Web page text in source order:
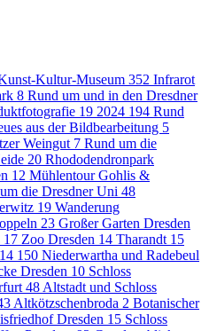
Kultur-Museum 352 Infrarot
8 Rund um und in den Dresdner
19 2024 194 Rund
aus der Bildbearbeitung 5
Weingut 7 Rund um die
20 Rhododendronpark
12 Mühlentour Gohlis &
die Dresdner Uni 48
19 Wanderung
23 Großer Garten Dresden
17 Zoo Dresden 14 Tharandt 15
150 Niederwartha und Radebeul
Dresden 10 Schloss
48 Altstadt und Schloss
Altkötzschenbroda 2 Botanischer
Dresden 15 Schloss